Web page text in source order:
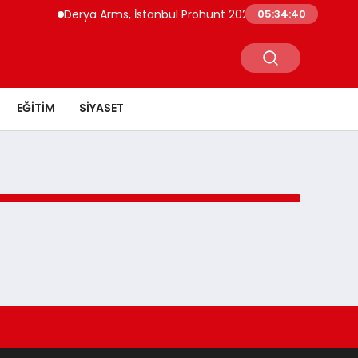
Derya Arms, İstanbul Prohunt 2026’da yeni nesil
05:34:40
EĞITIM SIYASET